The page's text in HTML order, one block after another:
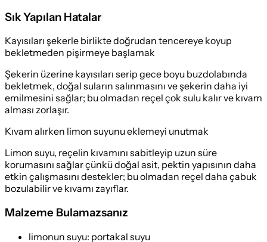
Sık Yapılan Hatalar
Kayısıları şekerle birlikte doğrudan tencereye koyup
bekletmeden pişirmeye başlamak
Şekerin üzerine kayısıları serip gece boyu buzdolabında
bekletmek, doğal suların salınmasını ve şekerin daha iyi
emilmesini sağlar; bu olmadan reçel çok sulu kalır ve kıvam
alması zorlaşır.
Kıvam alırken limon suyunu eklemeyi unutmak
Limon suyu, reçelin kıvamını sabitleyip uzun süre
korumasını sağlar çünkü doğal asit, pektin yapısının daha
etkin çalışmasını destekler; bu olmadan reçel daha çabuk
bozulabilir ve kıvamı zayıflar.
Malzeme Bulamazsanız
limonun suyu: portakal suyu